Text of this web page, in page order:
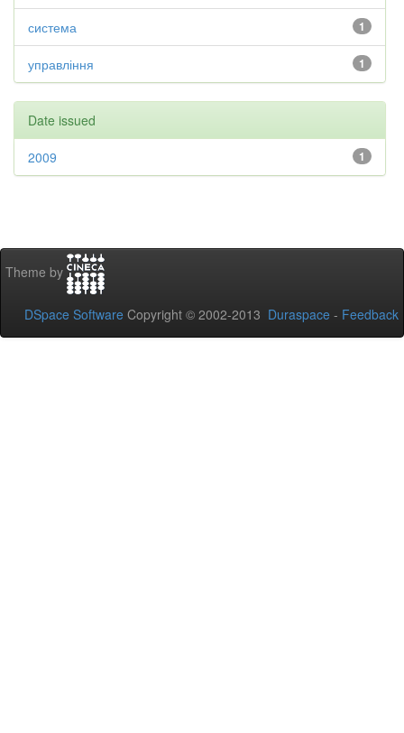
1
система
1
управління
Date issued
1
2009
Theme by
DSpace Software Copyright © 2002-2013 Duraspace - Feedback